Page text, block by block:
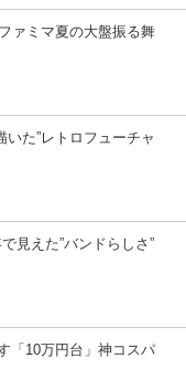
ァミマ夏の大盤振る舞
た”レトロフューチャ
見えた”バンドらしさ”
「10万円台」神コスパ